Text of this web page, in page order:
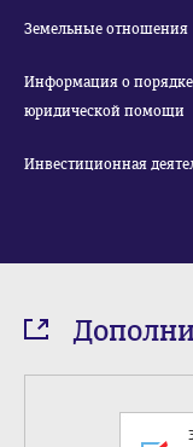
Земельные отношения
Информация о порядке
юридической помощи
Инвестиционная